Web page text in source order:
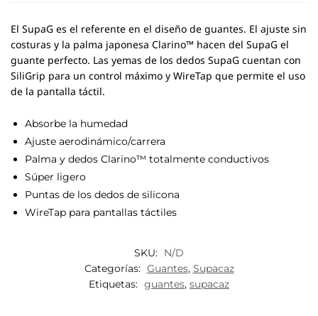
El SupaG es el referente en el diseño de guantes. El ajuste sin
costuras y la palma japonesa Clarino™ hacen del SupaG el
guante perfecto. Las yemas de los dedos SupaG cuentan con
SiliGrip para un control máximo y WireTap que permite el uso
de la pantalla táctil.
Absorbe la humedad
Ajuste aerodinámico/carrera
Palma y dedos Clarino™ totalmente conductivos
Súper ligero
Puntas de los dedos de silicona
WireTap para pantallas táctiles
SKU: N/D
Categorías: Guantes, Supacaz
Etiquetas: guantes, supacaz